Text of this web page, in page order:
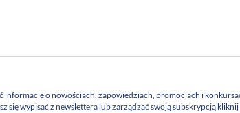
informacje o nowościach, zapowiedziach, promocjach i
się wypisać z newslettera lub zarządzać swoją subskrypcją kliknij